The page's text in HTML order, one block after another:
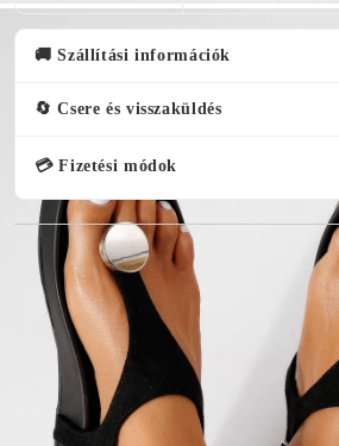
🚚 Szállítási információk
🔄 Csere és visszaküldés
💳 Fizetési módok